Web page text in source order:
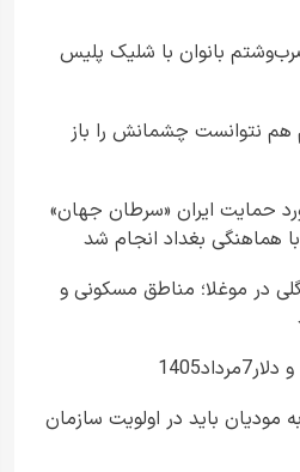
بانوان با شلیک پلیس
هم نتوانست چشمانش را باز
حمایت ایران «سرطان جهان»
هماهنگی بغداد انجام شد
در موغلا؛ مناطق مسکونی و
مودیان باید در اولویت سازمان